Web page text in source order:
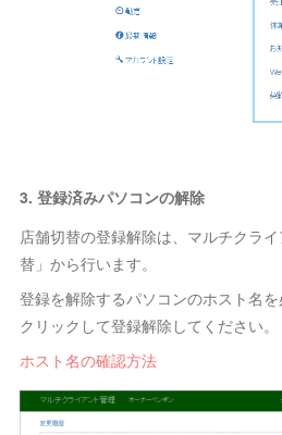
3. 登録済みパソコンの解除
店舗切替の登録解除は、マルチクラ
替」から行います。
登録を解除するパソコンのホスト名
クリックして登録解除してください。
ホスト名の確認方法